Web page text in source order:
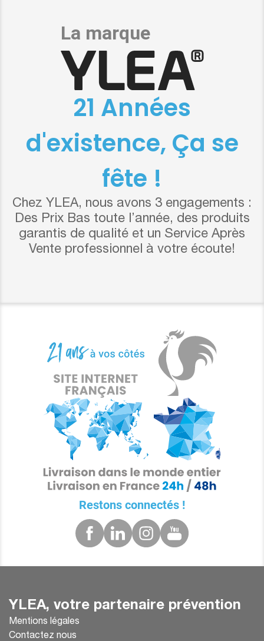
21 Années
d'existence, Ça se
fête !
Chez YLEA, nous avons 3 engagements :
Des Prix Bas toute l’année, des produits
garantis de qualité et un Service Après
Vente professionnel à votre écoute!
Restons connectés !
YLEA, votre partenaire prévention
Mentions légales
Contactez nous